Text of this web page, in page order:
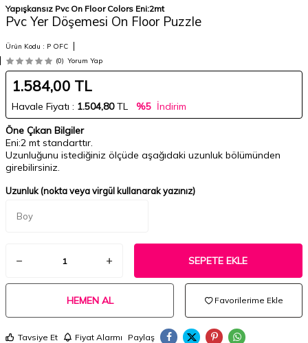
Yapışkansız Pvc On Floor Colors Eni:2mt
Pvc Yer Döşemesi On Floor Puzzle
Ürün Kodu : P OFC
(0) Yorum Yap
1.584,00 TL
Havale Fiyatı : 1.504,80TL %5 İndirim
Öne Çıkan Bilgiler
Eni:2 mt standarttır.
Uzunluğunu istediğiniz ölçüde aşağıdaki uzunluk bölümünden
girebilirsiniz.
Uzunluk (nokta veya virgül kullanarak yazınız)
SEPETE EKLE
HEMEN AL Favorilerime Ekle
Tavsiye Et Fiyat Alarmı Paylaş